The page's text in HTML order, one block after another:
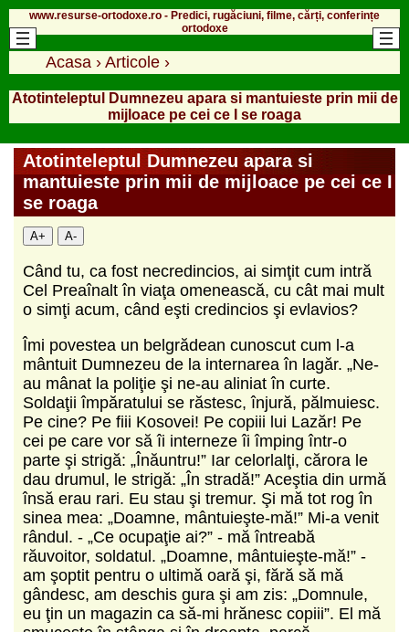
www.resurse-ortodoxe.ro - Predici, rugăciuni, filme, cărți, conferințe
ortodoxe
Acasa › Articole ›
Atotinteleptul Dumnezeu apara si mantuieste prin mii de
mijloace pe cei ce I se roaga
Atotinteleptul Dumnezeu apara si
mantuieste prin mii de mijloace pe cei ce I
se roaga
A+ A-
Când tu, ca fost necredincios, ai simţit cum intră
Cel Preaînalt în viaţa omenească, cu cât mai mult
o simţi acum, când eşti credincios şi evlavios?
Îmi povestea un belgrădean cunoscut cum l-a
mântuit Dumnezeu de la internarea în lagăr. „Ne-
au mânat la poliţie şi ne-au aliniat în curte.
Soldaţii împăratului se răstesc, înjură, pălmuiesc.
Pe cine? Pe fiii Kosovei! Pe copiii lui Lazăr! Pe
cei pe care vor să îi interneze îi împing într-o
parte şi strigă: „Înăuntru!” Iar celorlalţi, cărora le
dau drumul, le strigă: „În stradă!” Aceştia din urmă
însă erau rari. Eu stau şi tremur. Şi mă tot rog în
sinea mea: „Doamne, mântuieşte-mă!” Mi-a venit
rândul. - „Ce ocupaţie ai?” - mă întreabă
răuvoitor, soldatul. „Doamne, mântuieşte-mă!” -
am şoptit pentru o ultimă oară şi, fără să mă
gândesc, am deschis gura şi am zis: „Domnule,
eu ţin un magazin ca să-mi hrănesc copiii”. El mă